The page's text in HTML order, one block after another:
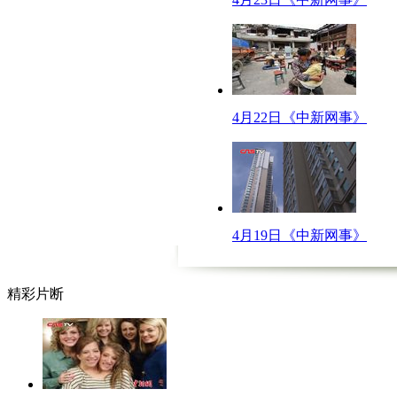
郭台铭的原配林淑如是台北医学院的系花，身家不菲。在郭台铭还是穷小
李嘉诚的夫人庄月明系出名门，受过高等教育，很多李嘉诚生意上的决策
李彦宏背后的女人马东敏绝对是百度奇迹的促成者，她鼓励李彦宏自主创
杨澜是中国最优秀的女主持人之一，在遇见吴征之前，二人都有失败的婚
盛大首席执行官陈天桥的妻子雒芊芊生的十分俊俏，长相甜美的她在工作
标题：奇葩楼盘广告令人瞠目结舌
口播：时下，房地产开发商的广告营销继续吹大楼市泡沫，他们精准地拿
解说：
4月22日《中新网事》
4月19日《中新网事》
精彩片断